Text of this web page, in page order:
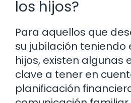
los hijos?
Para aquellos que
su jubilación teniendo
hijos, existen algunas
clave a tener en
planificación